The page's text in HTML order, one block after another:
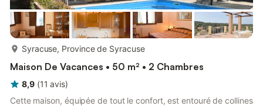
Syracuse, Province de Syracuse
Maison De Vacances • 50 m² • 2 Chambres
8,9 (11 avis)
Cette maison, équipée de tout le confort, est entouré de collines